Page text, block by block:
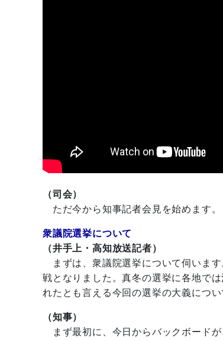
（司会）
ただ今から知事記者会見を始めます。
衆議院選挙について
（井手上・高知放送記者）
まずは、衆議院選挙について伺いま
戦となりました。真冬の選挙に各地で
れたとも言える今回の選挙の大義につ
（知事）
まず最初に、今日からバックボード